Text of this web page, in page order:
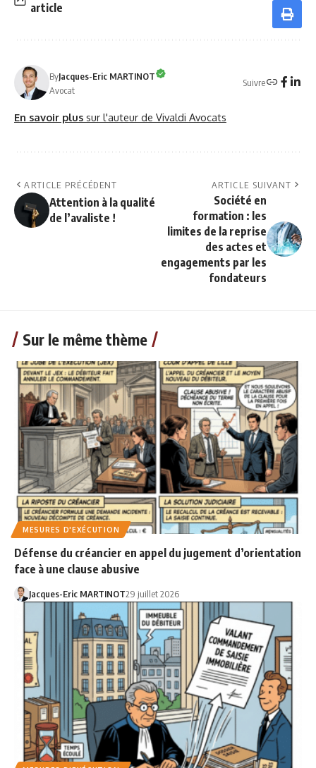
article
ByJacques-Eric MARTINOT
Avocat
Suivre
En savoir plus sur l'auteur de Vivaldi Avocats
ARTICLE PRÉCÉDENT
Attention à la qualité
de l’avaliste !
ARTICLE SUIVANT
Société en
formation : les
limites de la reprise
des actes et
engagements par les
fondateurs
Sur le même thème
MESURES D'EXÉCUTION
Défense du créancier en appel du jugement d’orientation
face à une clause abusive
Jacques-Eric MARTINOT29 juillet 2026